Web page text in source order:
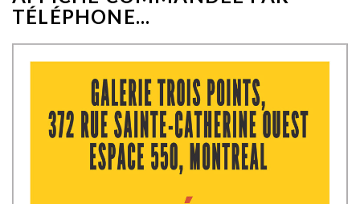
TÉLÉPHONE...